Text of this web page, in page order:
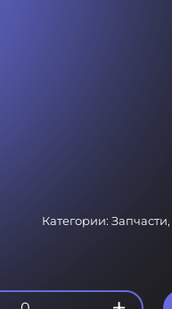
Категории: Запчасти,